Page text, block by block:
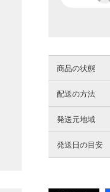
商品の状態
配送の方法
発送元地域
発送日の目安